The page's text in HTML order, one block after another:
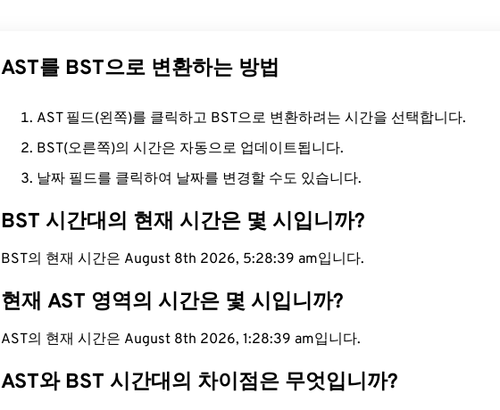
AST를 BST으로 변환하는 방법
AST 필드(왼쪽)를 클릭하고 BST으로 변환하려는 시간을 선택합니다.
BST(오른쪽)의 시간은 자동으로 업데이트됩니다.
날짜 필드를 클릭하여 날짜를 변경할 수도 있습니다.
BST 시간대의 현재 시간은 몇 시입니까?
BST의 현재 시간은 August 8th 2026, 5:28:40 am입니다.
현재 AST 영역의 시간은 몇 시입니까?
AST의 현재 시간은 August 8th 2026, 1:28:40 am입니다.
AST와 BST 시간대의 차이점은 무엇입니까?